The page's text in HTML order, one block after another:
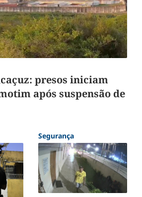
presos iniciam
após suspensão de
Segurança